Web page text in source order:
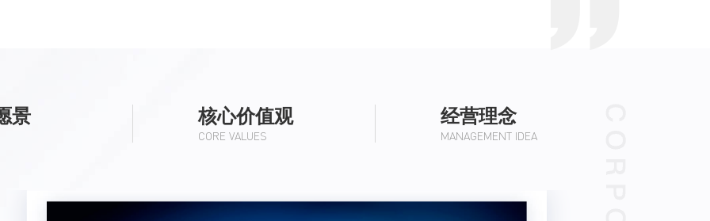
景 核心价值观
CORE VALUES
经营理念
MANAGEMENT IDEA